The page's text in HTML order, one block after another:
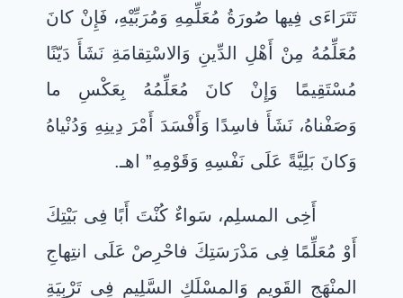
تَتَرَاءَى فِيها صُورَةُ مُعَلِّمِهِ وَمُرَبِّيْهِ، فَإِنْ كانَ
مُعَلِّمُهُ مِنْ أَهْلِ الدِّينِ وَالاسْتِقامَةِ نَشَأَ دَيّنًا
مُسْتَقِيمًا وَإِنْ كانَ مُعَلِّمُهُ بِعَكْسِ ما
وَصَفْناهُ، نَشَأَ فاسِدًا وَأَفْسَدَ أَمْرَ دِينِهِ وَدُنْياهُ
وَكانَ بَلِيَّةً عَلَى نَفْسِهِ وَقَوْمِهِ” اهـ.
أَخِى المسلِم، سَواءٌ كُنْتَ أَبًا فِى بَيْتِكَ
أَوْ مُعَلِّمًا فِى مَدْرَسَتِكَ فاحْرِصْ عَلَى انتِهاجِ
المنْهَجِ القَوِيمِ وَالمسْلَكِ السَّلِيمِ فِى تَرْبِيَةِ